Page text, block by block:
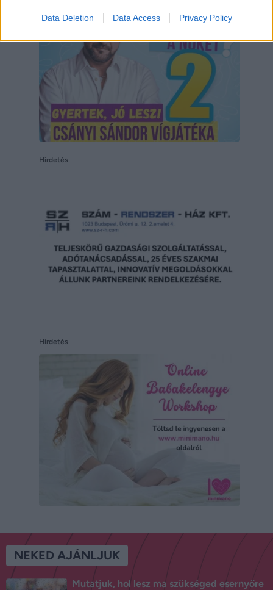
Data Deletion Data Access Privacy Policy
Hirdetés
Hirdetés
NEKED AJÁNLJUK
Mutatjuk, hol lesz ma szükséged esernyőre